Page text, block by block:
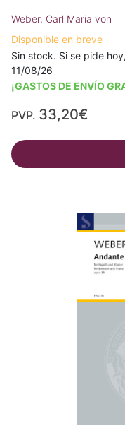
Weber, Carl Maria von
Disponible en breve
Sin stock. Si se pide
11/08/26
¡GASTOS DE ENVÍO
PVP. 33,20€